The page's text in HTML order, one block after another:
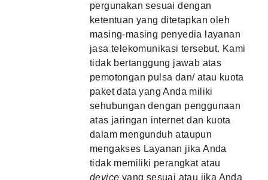
pergunakan sesuai dengan
ketentuan yang ditetapkan oleh
masing-masing penyedia layanan
jasa telekomunikasi tersebut. Kami
tidak bertanggung jawab atas
pemotongan pulsa dan/ atau kuota
paket data yang Anda miliki
sehubungan dengan penggunaan
atas jaringan internet dan kuota
dalam mengunduh ataupun
mengakses Layanan jika Anda
tidak memiliki perangkat atau
device yang sesuai atau jika Anda